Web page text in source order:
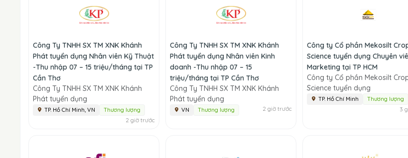
Công Ty TNHH SX TM XNK Khánh
Phát tuyển dụng Nhân viên Kỹ Thuật
-Thu nhập 07 – 15 triệu/tháng tại TP
Cần Thơ
Công Ty TNHH SX TM XNK Khánh
Phát tuyển dụng
TP. Hồ Chí Minh, VN Thương lượng
2 giờ trước
Công Ty TNHH SX TM XNK Khánh
Phát tuyển dụng Nhân viên Kinh
doanh -Thu nhập 07 – 15
triệu/tháng tại TP Cần Thơ
Công Ty TNHH SX TM XNK Khánh
Phát tuyển dụng
VN Thương lượng 2 giờ trước
Công ty Cổ phần Mekosilt
Science tuyển dụng Chuyên
Marketing tại TP HCM
Công ty Cổ phần Mekosilt
Science tuyển dụng
TP. Hồ Chí Minh Thương lượng
3